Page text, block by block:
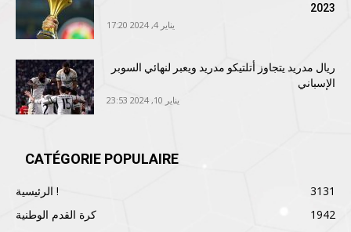
2023
يناير 4, 2024 17:20
ريال مدريد يتجاوز أتلتيكو مدريد ويعبر لنهائي السوبر
الإسباني
يناير 10, 2024 23:53
CATÉGORIE POPULAIRE
الرئيسية !
3131
كرة القدم الوطنية
1942